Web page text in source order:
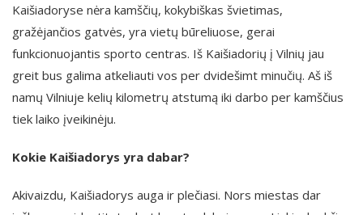
Kaišiadoryse nėra kamščių, kokybiškas švietimas,
gražėjančios gatvės, yra vietų būreliuose, gerai
funkcionuojantis sporto centras. Iš Kaišiadorių į Vilnių jau
greit bus galima atkeliauti vos per dvidešimt minučių. Aš iš
namų Vilniuje kelių kilometrų atstumą iki darbo per kamščius
tiek laiko įveikinėju.
Kokie Kaišiadorys yra dabar?
Akivaizdu, Kaišiadorys auga ir plečiasi. Nors miestas dar